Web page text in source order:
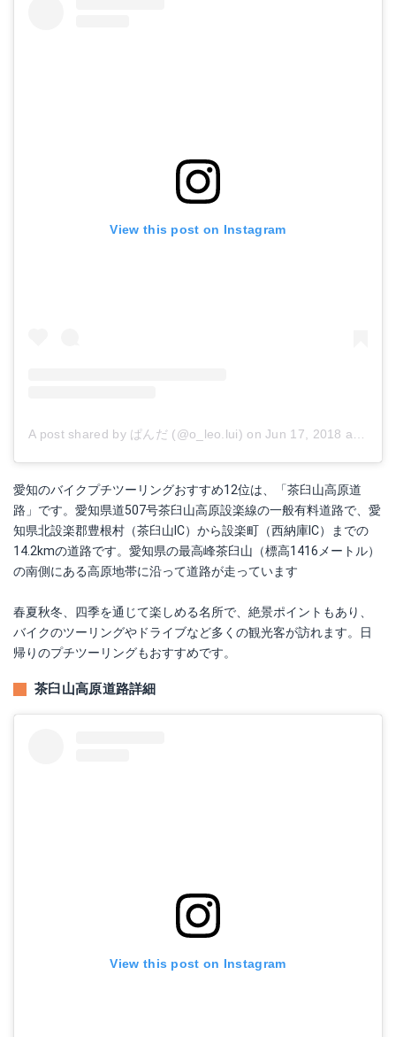
View this post on Instagram
A post shared by ぱんだ (@o_leo.lui) onJun 17, 2018 at 3:06am PDT
愛知のバイクプチツーリングおすすめ12位は、「茶臼山高原道
路」です。愛知県道507号茶臼山高原設楽線の一般有料道路で、愛
知県北設楽郡豊根村（茶臼山IC）から設楽町（西納庫IC）までの
14.2kmの道路です。愛知県の最高峰茶臼山（標高1416メートル）
の南側にある高原地帯に沿って道路が走っています
春夏秋冬、四季を通じて楽しめる名所で、絶景ポイントもあり、
バイクのツーリングやドライブなど多くの観光客が訪れます。日
帰りのプチツーリングもおすすめです。
茶臼山高原道路詳細
View this post on Instagram